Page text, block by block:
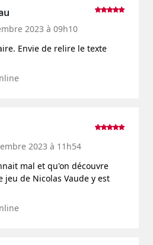
2023 à 09h10
Envie de relire le texte
2023 à 11h54
mal et qu'on découvre
jeu de Nicolas Vaude y est